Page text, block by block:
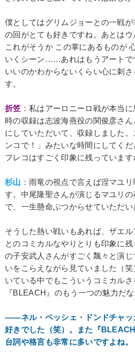
僕としてはグリムジョーとの一戦
の回がとても好きですね。あとは
これがそうか この掌にあるものが
いくシーン……あれはもうアートで
いいのかわからないくらい心に刺さ
す。
折笠 ：私はアーロニーロ戦が本当
時の収録は志波海燕役の関俊彦さ
にしていただいて、収録しました
ンコで！」みたいな時間にしてく
フレコはすごく印象に残っています
杉山 ：雨竜の視点で言えば涅マユ
す。中尾隆聖さんが演じるマユリ
で、一生懸命ぶつからせていただい
そうした熱い戦いもあれば、ザエ
とのコミカルなやりとりも印象に
の子安武人さんがすごく飄々と演
いをこらえながら見ていました（
いている中でもこういうコミカル
『BLEACH』のもう一つの魅力だな
――ネル・ペッシェ・ドンドチャッ
好きでした（笑）。また『
台詞や格言も非常に多いですよね。